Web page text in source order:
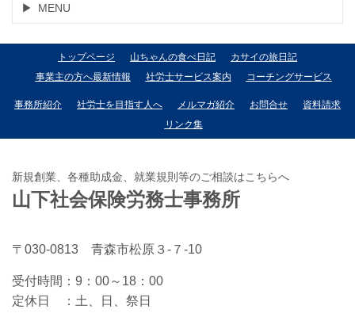
MENU
トップページ 山ちゃんの食べ日記
カサイの旅日記
事業主の方へ最新情報
社労士サービス案内 コーチングサービス
事務所紹介 社労士を目指す人へ メルマガ紹介 お問合せ
資料請求
リンク集
新規創業、各種助成金、就業規則等のご相談はこちらへ
山下社会保険労務士事務所
〒030-0813 青森市松原３-７-10
受付時間： 9：00～18：00
定休日 ： 土、日、祭日